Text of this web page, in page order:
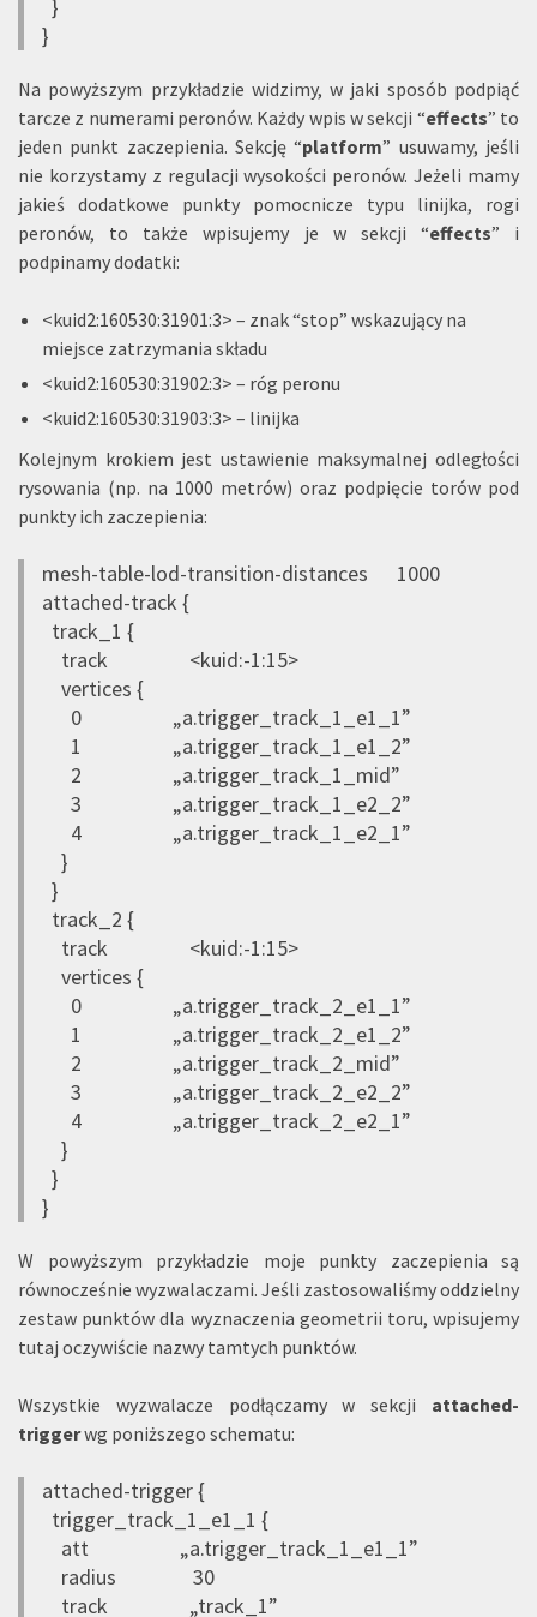
}
}
Na powyższym przykładzie widzimy, w jaki sposób podpiąć
tarcze z numerami peronów. Każdy wpis w sekcji “effects” to
jeden punkt zaczepienia. Sekcję “platform” usuwamy, jeśli
nie korzystamy z regulacji wysokości peronów. Jeżeli mamy
jakieś dodatkowe punkty pomocnicze typu linijka, rogi
peronów, to także wpisujemy je w sekcji “effects” i
podpinamy dodatki:
<kuid2:160530:31901:3> – znak “stop” wskazujący na
miejsce zatrzymania składu
<kuid2:160530:31902:3> – róg peronu
<kuid2:160530:31903:3> – linijka
Kolejnym krokiem jest ustawienie maksymalnej odległości
rysowania (np. na 1000 metrów) oraz podpięcie torów pod
punkty ich zaczepienia:
mesh-table-lod-transition-distances 1000
attached-track {
track_1 {
track <kuid:-1:15>
vertices {
0 „a.trigger_track_1_e1_1”
1 „a.trigger_track_1_e1_2”
2 „a.trigger_track_1_mid”
3 „a.trigger_track_1_e2_2”
4 „a.trigger_track_1_e2_1”
}
}
track_2 {
track <kuid:-1:15>
vertices {
0 „a.trigger_track_2_e1_1”
1 „a.trigger_track_2_e1_2”
2 „a.trigger_track_2_mid”
3 „a.trigger_track_2_e2_2”
4 „a.trigger_track_2_e2_1”
}
}
}
W powyższym przykładzie moje punkty zaczepienia są
równocześnie wyzwalaczami. Jeśli zastosowaliśmy oddzielny
zestaw punktów dla wyznaczenia geometrii toru, wpisujemy
tutaj oczywiście nazwy tamtych punktów.
Wszystkie wyzwalacze podłączamy w sekcji attached-
triggerwg poniższego schematu:
attached-trigger {
trigger_track_1_e1_1 {
att „a.trigger_track_1_e1_1”
radius 30
track „track_1”